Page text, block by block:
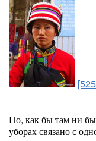
Но, как бы там ни
уборах связано с